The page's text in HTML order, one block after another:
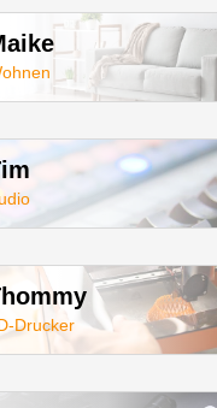
Drucker